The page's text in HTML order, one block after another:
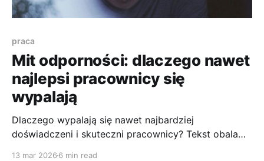
praca
Mit odporności: dlaczego nawet
najlepsi pracownicy się
wypalają
Dlaczego wypalają się nawet najbardziej
doświadczeni i skuteczni pracownicy? Tekst obala
13 mar 2026 6 min read